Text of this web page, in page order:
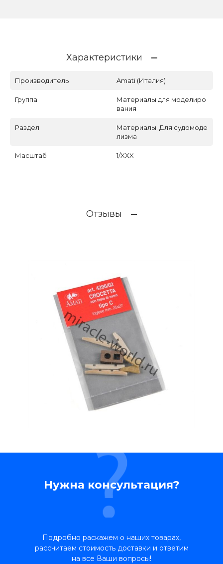
Характеристики
Производитель Amati (Италия)
Группа
Материалы для моделиро
вания
Раздел
Материалы. Для судомоде
лизма
Масштаб 1/XXX
Отзывы
Нужна консультация?
Подробно раскажем о наших товарах,
рассчитаем стоимость доставки и ответим
на все Ваши вопросы!